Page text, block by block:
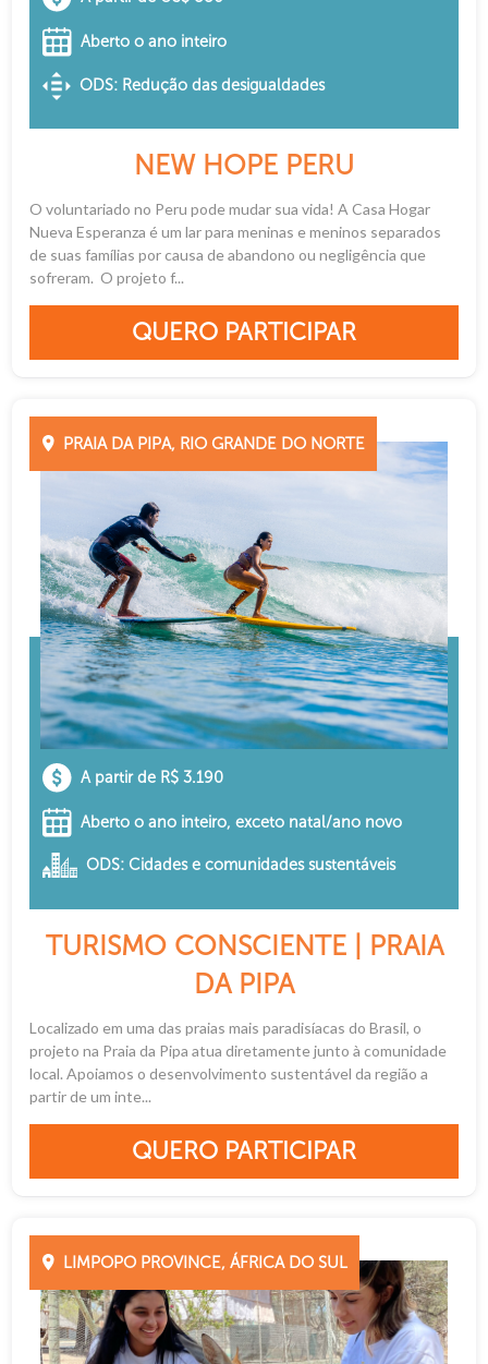
Aberto o ano inteiro
ODS: Redução das desigualdades
NEW HOPE PERU
O voluntariado no Peru pode mudar sua vida! A Casa Hogar
Nueva Esperanza é um lar para meninas e meninos separados
de suas famílias por causa de abandono ou negligência que
sofreram. O projeto f...
QUERO PARTICIPAR
PRAIA DA PIPA, RIO GRANDE DO NORTE
A partir de R$ 3.190
Aberto o ano inteiro, exceto natal/ano novo
ODS: Cidades e comunidades sustentáveis
TURISMO CONSCIENTE | PRAIA
DA PIPA
Localizado em uma das praias mais paradisíacas do Brasil, o
projeto na Praia da Pipa atua diretamente junto à comunidade
local. Apoiamos o desenvolvimento sustentável da região a
partir de um inte...
QUERO PARTICIPAR
LIMPOPO PROVINCE, ÁFRICA DO SUL